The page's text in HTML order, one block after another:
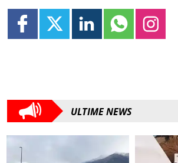
ULTIME NEWS